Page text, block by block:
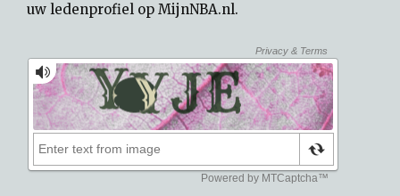
uw ledenprofiel op MijnNBA.nl.